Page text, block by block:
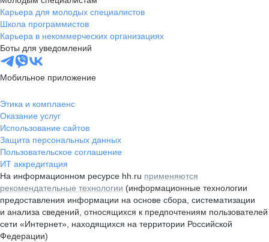
Карьера для молодых специалистов
Школа программистов
Карьера в некоммерческих организациях
Боты для уведомлений
Мобильное приложение
Этика и комплаенс
Оказание услуг
Использование сайтов
Защита персональных данных
Пользовательское соглашение
ИТ аккредитация
На информационном ресурсе hh.ru применяются
рекомендательные технологии (информационные технологии
предоставления информации на основе сбора, систематизации
и анализа сведений, относящихся к предпочтениям пользователей
сети «Интернет», находящихся на территории Российской
Федерации)